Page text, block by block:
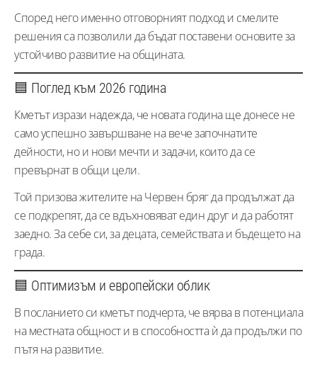
Според него именно отговорният подход и смелите
решения са позволили да бъдат поставени основите за
устойчиво развитие на общината.
🟦 Поглед към 2026 година
Кметът изрази надежда, че новата година ще донесе не
само успешно завършване на вече започнатите
дейности, но и нови мечти и задачи, които да се
превърнат в общи цели.
Той призова жителите на Червен бряг да продължат да
се подкрепят, да се вдъхновяват един друг и да работят
заедно. За себе си, за децата, семействата и бъдещето на
града.
🟦 Оптимизъм и европейски облик
В посланието си кметът подчерта, че вярва в потенциала
на местната общност и в способността ѝ да продължи по
пътя на развитие.